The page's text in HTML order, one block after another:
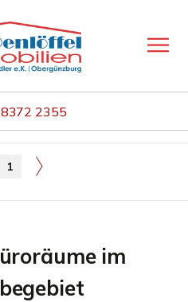
2355
1
im